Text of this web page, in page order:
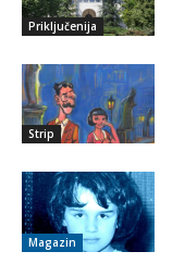
Priključenija
Strip
Magazin